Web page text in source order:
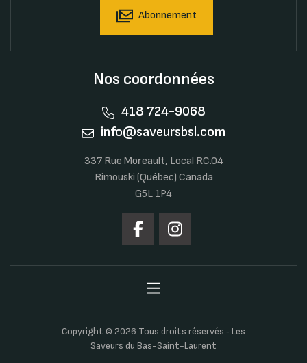
Abonnement
Nos coordonnées
418 724-9068
info@saveursbsl.com
337 Rue Moreault, Local RC.04
Rimouski (Québec) Canada
G5L 1P4
Copyright © 2026 Tous droits réservés ‐ Les
Saveurs du Bas-Saint-Laurent